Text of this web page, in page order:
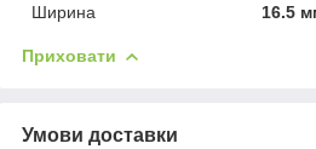
Ширина
16.5
Приховати
Умови доставки